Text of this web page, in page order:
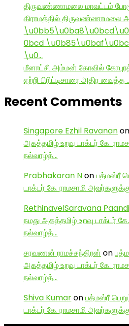
திருவண்ணாமலை மாவட்டம்
கிராமத்தில் திருவண்ணாமலை
0bcd
\u0…
மீனாட்சி அம்மன் கோவில்
ஏற்றி பிரிட்டிசாரை அதிர வைத்த
Recent Comments
Singapore Ezhil Ravananon
அகத்தமிழ் உறவு டாக்டர் கே.
நல்வாழ்த்…
Prabhakaran Nonபத்மஸ்ரீ
டாக்டர் கே. ராமசாமி
RethinavelSaravana
நமது அகத்தமிழ் உறவு டாக்டர்
நல்வாழ்த்…
சரவணன் ராமச்சந்திரன் on
அகத்தமிழ் உறவு டாக்டர் கே.
நல்வாழ்த்…
Shiva Kumaronபத்மஸ்ரீ
டாக்டர் கே. ராமசாமி